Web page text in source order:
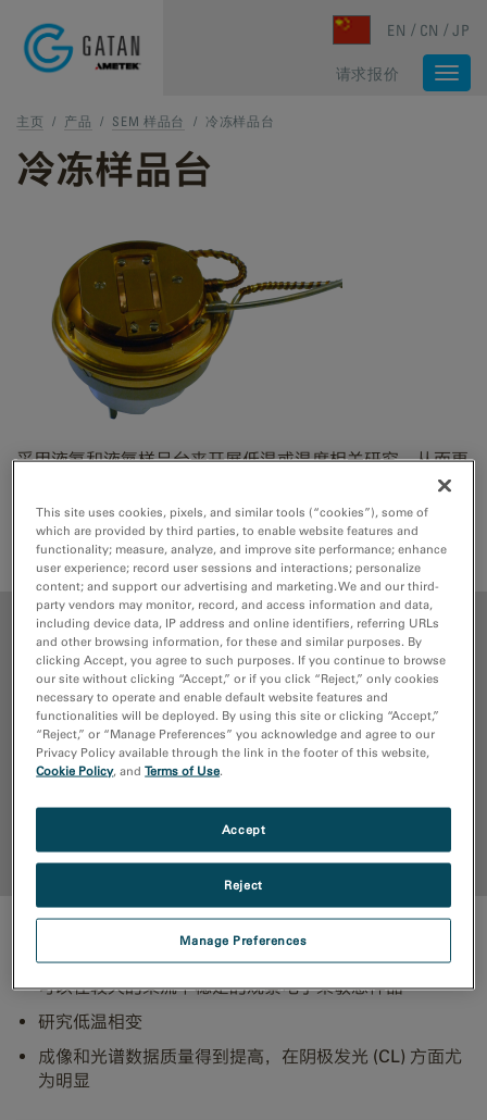
EN CN JP
请求报价
主页 / 产品 / SEM 样品台 / 冷冻样品台
冷冻样品台
采用液氦和液氮样品台来开展低温或温度相关研究，从而更
请求报价 售后服务
优点
媒体库
出版物
回到顶部
可以在较大的束流下稳定的观察电子束敏感样品
研究低温相变
成像和光谱数据质量得到提高，在阴极发光 (CL) 方面尤
为明显
This site uses cookies, pixels, and similar tools (“cookies”), some of
which are provided by third parties, to enable website features and
functionality; measure, analyze, and improve site performance; enhance
user experience; record user sessions and interactions; personalize
content; and support our advertising and marketing. We and our third-
party vendors may monitor, record, and access information and data,
including device data, IP address and online identifiers, referring URLs
and other browsing information, for these and similar purposes. By
clicking Accept, you agree to such purposes. If you continue to browse
our site without clicking “Accept,” or if you click “Reject,” only cookies
necessary to operate and enable default website features and
functionalities will be deployed. By using this site or clicking “Accept,”
“Reject,” or “Manage Preferences” you acknowledge and agree to our
Privacy Policy available through the link in the footer of this website,
Cookie Policy, andTerms of Use.
Manage Preferences
Reject
Accept